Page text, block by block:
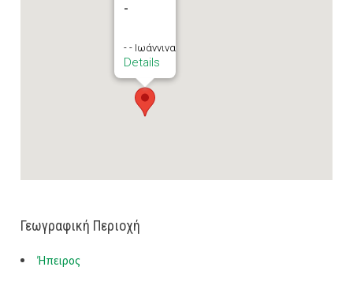
-
- - Ιωάννινα
Details
Γεωγραφική Περιοχή
Ήπειρος